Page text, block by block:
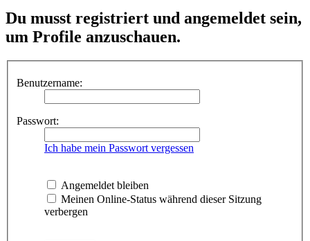
Du musst registriert und angemeldet sein,
um Profile anzuschauen.
Benutzername:
Passwort:
Ich habe mein Passwort vergessen
Angemeldet bleiben
Meinen Online-Status während dieser Sitzung
verbergen